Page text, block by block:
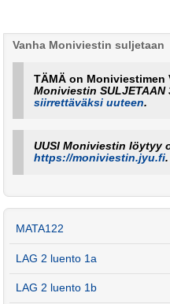
Vanha Moniviestin suljetaan
TÄMÄ on Moniviestimen
Moniviestin SULJETAAN
siirrettäväksi uuteen.
UUSI Moniviestin löytyy
https://moniviestin.jyu.fi
MATA122
LAG 2 luento 1a
LAG 2 luento 1b